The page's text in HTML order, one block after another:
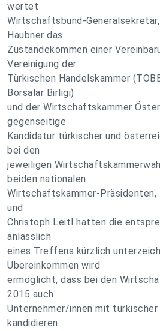
wertet
Wirtschaftsbund-
Haubner das
Zustandekommen einer
Vereinigung der
Türkischen Handelskammer
Borsalar Birligi)
und der Wirtschaftskammer
gegenseitige
Kandidatur türkischer und
bei den
jeweiligen
beiden nationalen
Wirtschaftskammer-Präsidenten,
und
Christoph Leitl hatten die
anlässlich
eines Treffens kürzlich
Übereinkommen wird
ermöglicht, dass bei den
2015 auch
Unternehmer/innen mit
kandidieren